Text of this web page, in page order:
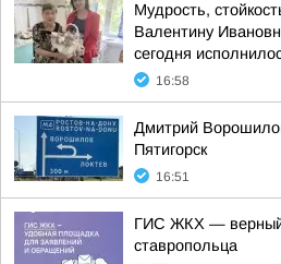
Мудрость,
Валентину
сегодня
16:58
Дмитрий
Пятигорск
16:51
ГИС ЖКХ — верный
ставропольца